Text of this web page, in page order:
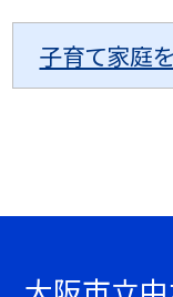
子育て家庭を